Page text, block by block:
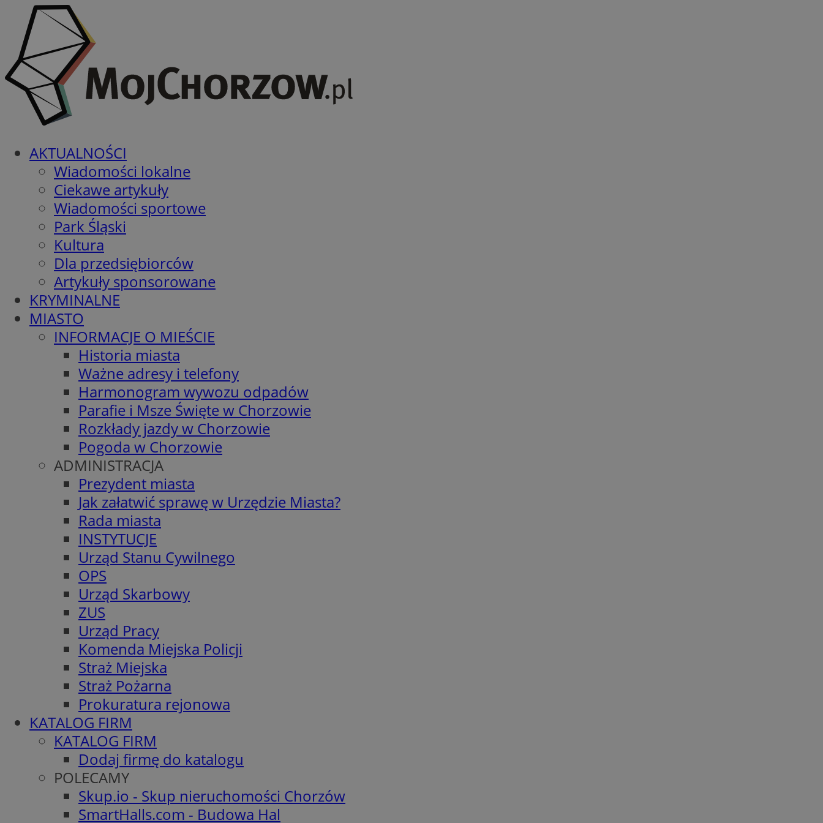
AKTUALNOŚCI
Wiadomości lokalne
Ciekawe artykuły
Wiadomości sportowe
Park Śląski
Kultura
Dla przedsiębiorców
Artykuły sponsorowane
KRYMINALNE
MIASTO
INFORMACJE O MIEŚCIE
Historia miasta
Ważne adresy i telefony
Harmonogram wywozu odpadów
Parafie i Msze Święte w Chorzowie
Rozkłady jazdy w Chorzowie
Pogoda w Chorzowie
ADMINISTRACJA
Prezydent miasta
Jak załatwić sprawę w Urzędzie Miasta?
Rada miasta
INSTYTUCJE
Urząd Stanu Cywilnego
OPS
Urząd Skarbowy
ZUS
Urząd Pracy
Komenda Miejska Policji
Straż Miejska
Straż Pożarna
Prokuratura rejonowa
KATALOG FIRM
KATALOG FIRM
Dodaj firmę do katalogu
POLECAMY
Skup.io - Skup nieruchomości Chorzów
SmartHalls.com - Budowa Hal